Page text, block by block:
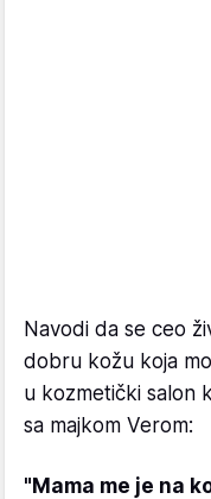
Navodi da se ceo
dobru kožu koja
u kozmetički salon
sa majkom Verom:
"Mama me je na